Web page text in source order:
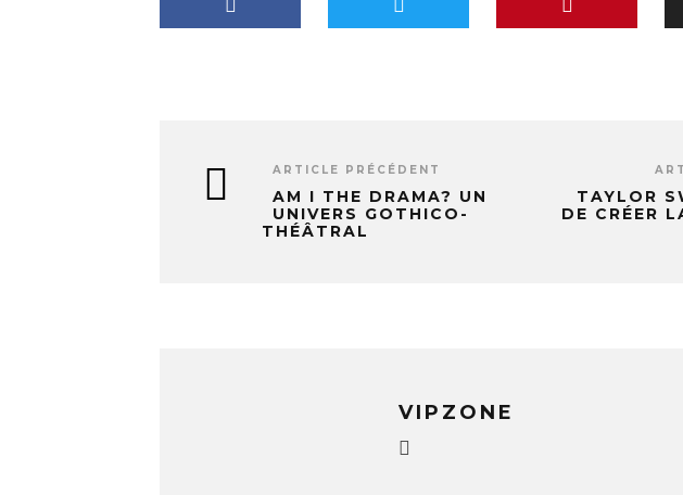
ARTICLE PRÉCÉDENT
AM I THE DRAMA? UN
UNIVERS GOTHICO-
THÉÂTRAL
TAYLOR
DE CRÉER
VIPZONE